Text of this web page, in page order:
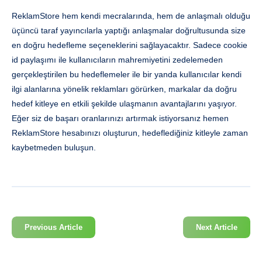
ReklamStore hem kendi mecralarında, hem de anlaşmalı olduğu
üçüncü taraf yayıncılarla yaptığı anlaşmalar doğrultusunda size
en doğru hedefleme seçeneklerini sağlayacaktır. Sadece cookie
id paylaşımı ile kullanıcıların mahremiyetini zedelemeden
gerçekleştirilen bu hedeflemeler ile bir yanda kullanıcılar kendi
ilgi alanlarına yönelik reklamları görürken, markalar da doğru
hedef kitleye en etkili şekilde ulaşmanın avantajlarını yaşıyor.
Eğer siz de başarı oranlarınızı artırmak istiyorsanız hemen
ReklamStore hesabınızı oluşturun, hedeflediğiniz kitleyle zaman
kaybetmeden buluşun.
Previous Article Next Article